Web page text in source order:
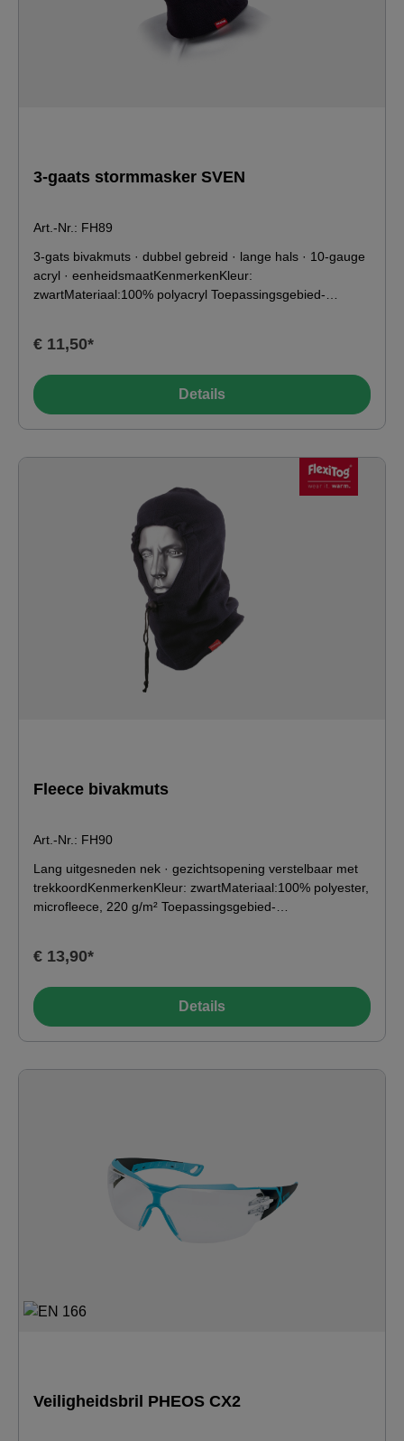
3-gaats stormmasker SVEN
Art.-Nr.: FH89
3-gats bivakmuts · dubbel gebreid · lange hals · 10-gauge
acryl · eenheidsmaatKenmerkenKleur:
zwartMateriaal:100% polyacryl Toepassingsgebied-
€ 11,50*
Details
Fleece bivakmuts
Art.-Nr.: FH90
Lang uitgesneden nek · gezichtsopening verstelbaar met
trekkoordKenmerkenKleur: zwartMateriaal:100% polyester,
microfleece, 220 g/m² Toepassingsgebied-
€ 13,90*
Details
Veiligheidsbril PHEOS CX2